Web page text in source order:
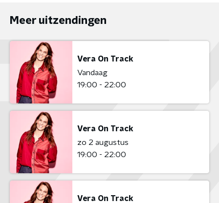
Meer uitzendingen
Vera On Track
Vandaag
19:00 - 22:00
Vera On Track
zo 2 augustus
19:00 - 22:00
Vera On Track